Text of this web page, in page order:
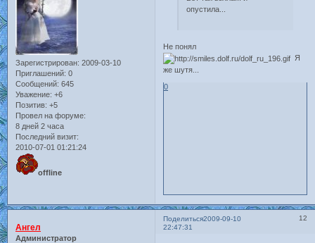
Зарегистрирован: 2009-03-10
Приглашений: 0
Сообщений: 645
Уважение: +6
Позитив: +5
Провел на форуме:
8 дней 2 часа
Последний визит:
2010-07-01 01:21:24
offline
опустила...
Не понял
Я
же шутя...
0
Поделиться 12
2009-09-10
22:47:31
Ангел
Администратор